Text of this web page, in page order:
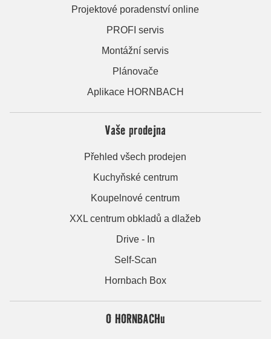
Projektové poradenství online
PROFI servis
Montážní servis
Plánovače
Aplikace HORNBACH
Vaše prodejna
Přehled všech prodejen
Kuchyňské centrum
Koupelnové centrum
XXL centrum obkladů a dlažeb
Drive - In
Self-Scan
Hornbach Box
O HORNBACHu